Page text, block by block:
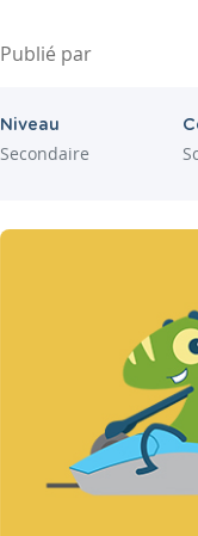
Publié par
Niveau
Secondaire